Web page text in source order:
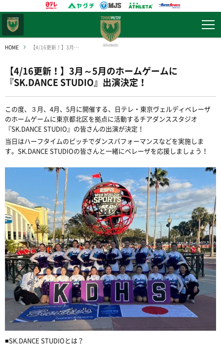
HOME 【4/16更新！】3月～5月のホームゲームに『SK.DANCE STUDIO』出演決定！
【4/16更新！】3月～5月のホームゲームに
『SK.DANCE STUDIO』出演決定！
この度、３月、4月、5月に開催する、日テレ・東京ヴェルディベレーザ
のホームゲームに東京都北区を拠点に活動するチアダンススタジオ
『SK.DANCE STUDIO』の皆さんの出演が決定！
当日はハーフタイムのピッチでダンスパフォーマンスなどを実施しま
す。SK.DANCE STUDIOの皆さんと一緒にベレーザを応援しましょう！
■SK.DANCE STUDIOとは？